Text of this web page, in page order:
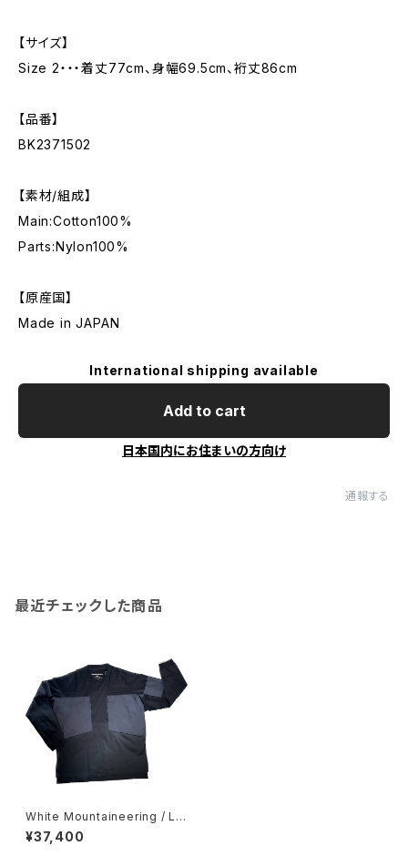
【サイズ】
Size 2・・・着丈77cm、身幅69.5cm、裄丈86cm
【品番】
BK2371502
【素材/組成】
Main:Cotton100%
Parts:Nylon100%
【原産国】
Made in JAPAN
International shipping available
Add to cart
日本国内にお住まいの方向け
通報する
最近チェックした商品
White Mountaineering / LO
NG YORK SLEEVE T-SHIRT
¥37,400